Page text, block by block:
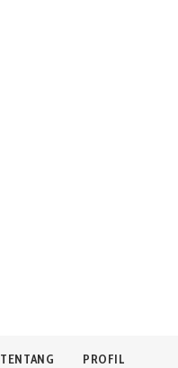
TENTANG
PROFIL